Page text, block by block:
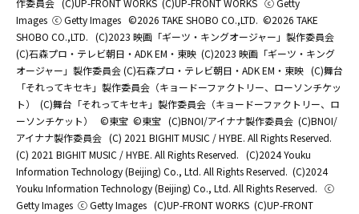
作委員会 (C)UP-FRONT WORKS (C)UP-FRONT WORKS ⓒ Getty
Images ⓒ Getty Images ©2026 TAKE SHOBO CO.,LTD. ©2026 TAKE
SHOBO CO.,LTD. (C)2023 映画「ギーツ・キングオージャー」製作委員会
(C)石森プロ・テレビ朝日・ADK EM・東映 (C)2023 映画「ギーツ・キング
オージャー」製作委員会 (C)石森プロ・テレビ朝日・ADK EM・東映 (C)舞台
「それってキセキ」製作委員会（キョードーファクトリー、ローソンチケッ
ト）
(C)舞台「それってキセキ」製作委員会（キョードーファクトリー、ロ
ーソンチケット）
©東宝 ©東宝 (C)BNOI/アイナナ製作委員会 (C)BNOI/
アイナナ製作委員会 (C) 2021 BIGHIT MUSIC / HYBE. All Rights Reserved.
(C) 2021 BIGHIT MUSIC / HYBE. All Rights Reserved. (C)2024 Youku
Information Technology (Beijing) Co., Ltd. All Rights Reserved. (C)2024
Youku Information Technology (Beijing) Co., Ltd. All Rights Reserved. ⓒ
Getty Images ⓒ Getty Images (C)UP-FRONT WORKS (C)UP-FRONT